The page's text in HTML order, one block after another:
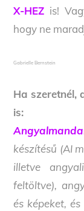
X-HEZ is!
hogy ne
Gabrielle Bernstein
Ha szeretnél,
is:
készítésű (AI
illetve
feltöltve),
és képeket,